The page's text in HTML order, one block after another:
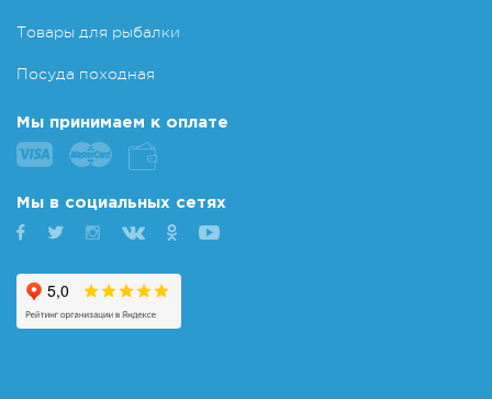
Товары для рыбалки
Посуда походная
Мы принимаем к оплате
Мы в социальных сетях